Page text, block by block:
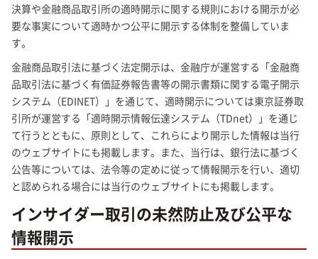
決算や金融商品取引所の適時開示に関する規則における開示が必
要な事実について適時かつ公平に開示する体制を整備していま
す。
金融商品取引法に基づく法定開示は、金融庁が運営する「金融商
品取引法に基づく有価証券報告書等の開示書類に関する電子開示
システム（EDINET）」を通じて、適時開示については東京証券取
引所が運営する「適時開示情報伝達システム（TDnet）」を通じ
て行うとともに、原則として、これらにより開示した情報は当行
のウェブサイトにも掲載します。また、当行は、銀行法に基づく
公告等については、法令等の定めに従って情報開示を行い、適切
と認められる場合には当行のウェブサイトにも掲載します。
インサイダー取引の未然防止及び公平な
情報開示